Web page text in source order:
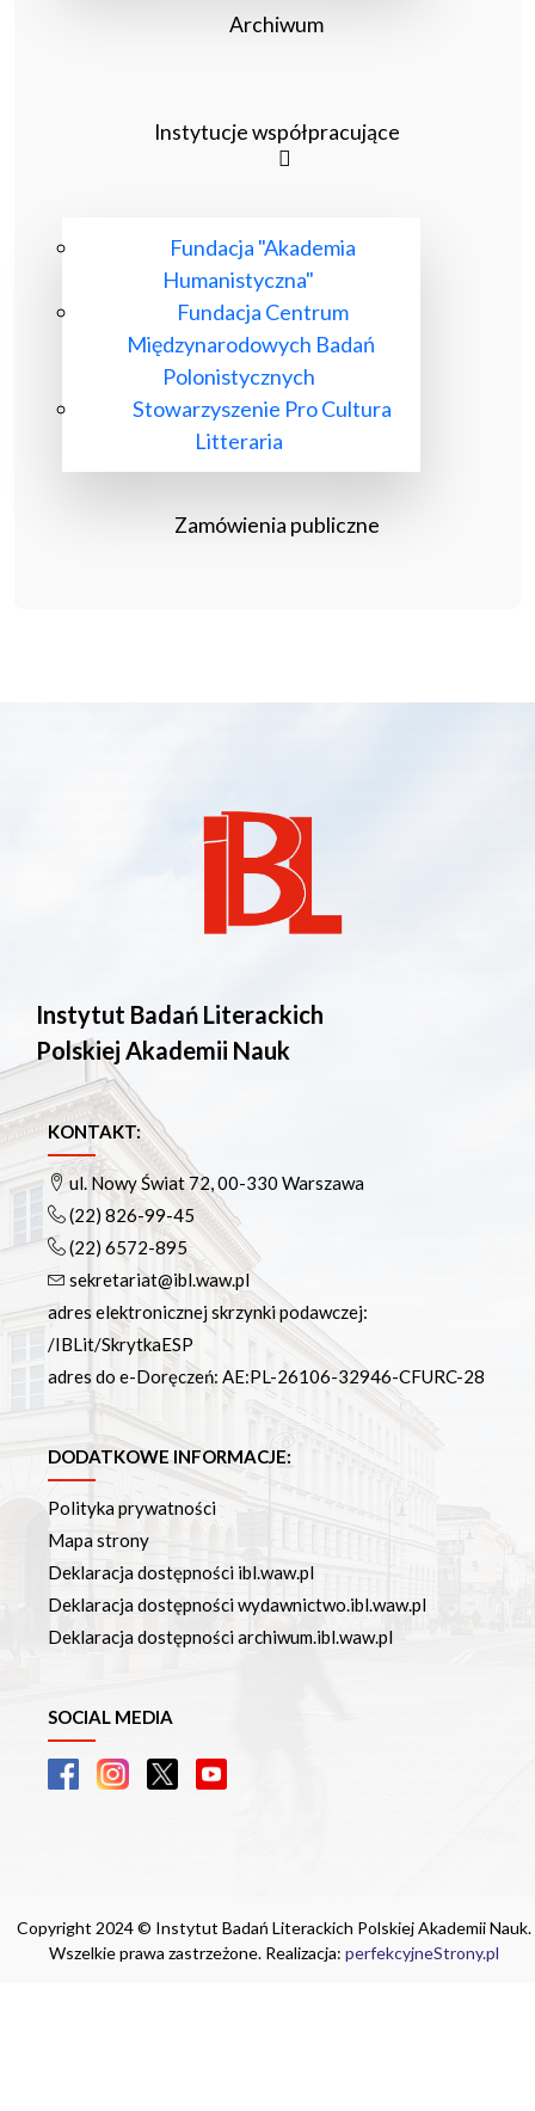
Archiwum
Instytucje współpracujące
Fundacja "Akademia
Humanistyczna"
Fundacja Centrum
Międzynarodowych Badań
Polonistycznych
Stowarzyszenie Pro Cultura
Litteraria
Zamówienia publiczne
Instytut Badań Literackich
Polskiej Akademii Nauk
KONTAKT:
ul. Nowy Świat 72, 00-330 Warszawa
(22) 826-99-45
(22) 6572-895
sekretariat@ibl.waw.pl
adres elektronicznej skrzynki podawczej:
/IBLit/SkrytkaESP
adres do e-Doręczeń: AE:PL-26106-32946-CFURC-28
DODATKOWE INFORMACJE:
Polityka prywatności
Mapa strony
Deklaracja dostępności ibl.waw.pl
Deklaracja dostępności wydawnictwo.ibl.waw.pl
Deklaracja dostępności archiwum.ibl.waw.pl
SOCIAL MEDIA
Copyright 2024 © Instytut Badań Literackich Polskiej Akademii Nauk.
Wszelkie prawa zastrzeżone. Realizacja: perfekcyjneStrony.pl